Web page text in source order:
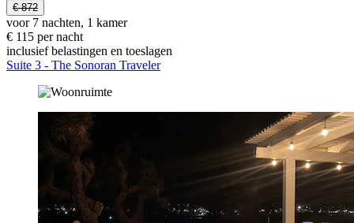
€ 872
voor 7 nachten, 1 kamer
€ 115 per nacht
inclusief belastingen en toeslagen
Suite 3 - The Sonoran Traveler